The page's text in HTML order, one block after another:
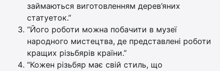
займаються виготовленням дерев’яних
статуеток.”
“Його роботи можна побачити в музеї
народного мистецтва, де представлені роботи
кращих різьбярів країни.”
“Кожен різьбяр має свій стиль, що